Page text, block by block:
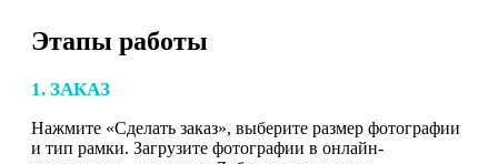
Этапы работы
1. ЗАКАЗ
Нажмите «Сделать заказ», выберите размер фотографии
и тип рамки. Загрузите фотографии в онлайн-